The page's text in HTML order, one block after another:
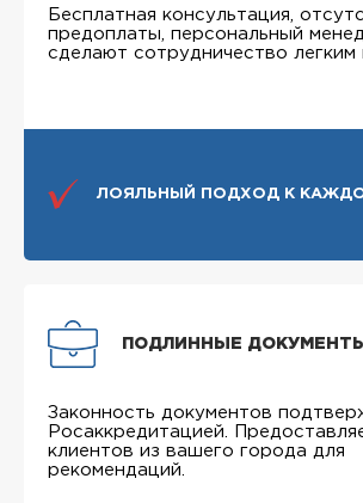
Бесплатная консультация,
предоплаты, персональный
сделают сотрудничество легким
ЛОЯЛЬНЫЙ ПОДХОД К
ПОДЛИННЫЕ ДОКУМЕНТЫ
Законность документов
Росаккредитацией.
клиентов из вашего города для
рекомендаций.